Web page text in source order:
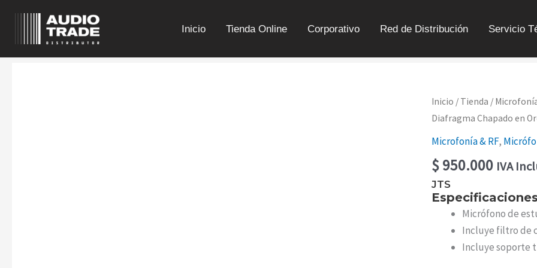
contenido
Inicio Tienda Online Corporativo Red de Distribución Servicio
Inicio / Tienda /
Diafragma Chapado en
Microfonía & RF,
$950.000 IVA
JTS
Micrófono de
Incluye filtro de
Incluye soporte
MICRÓFONO
ESTUDIO
DIAFRAGMA
CHAPADO
EN
ORO
|
CANTIDAD